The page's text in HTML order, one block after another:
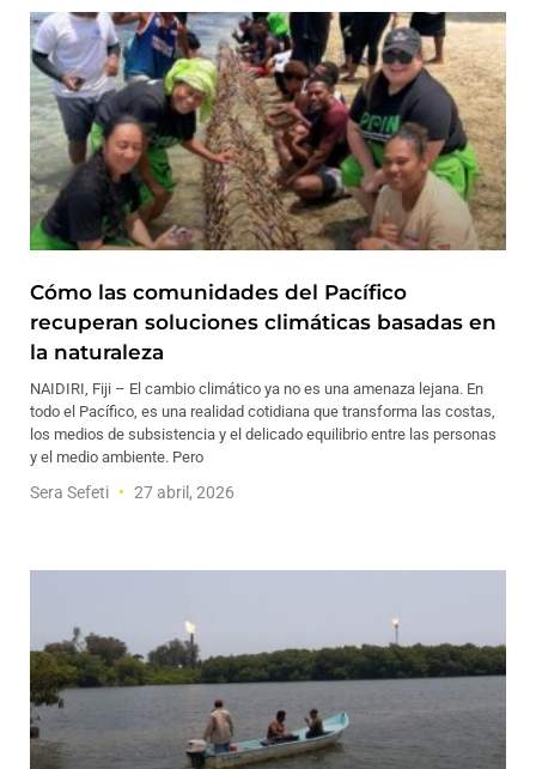
Cómo las comunidades del Pacífico
recuperan soluciones climáticas basadas en
la naturaleza
NAIDIRI, Fiji – El cambio climático ya no es una amenaza lejana. En
todo el Pacífico, es una realidad cotidiana que transforma las costas,
los medios de subsistencia y el delicado equilibrio entre las personas
y el medio ambiente. Pero
Sera Sefeti 27 abril, 2026